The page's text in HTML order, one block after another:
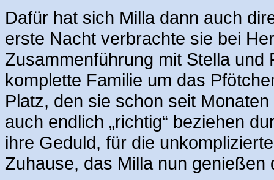
Dafür hat sich Milla dann auch
erste Nacht verbrachte sie bei
Zusammenführung mit Stella
komplette Familie um das
Platz, den sie schon seit
auch endlich „richtig“ beziehen
ihre Geduld, für die
Zuhause, das Milla nun genießen